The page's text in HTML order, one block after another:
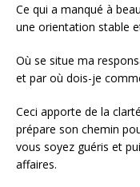
Ce qui a manqué à
une orientation stable
Où se situe ma
et par où dois-je
Ceci apporte de la
prépare son chemin
vous soyez guéris et
affaires.